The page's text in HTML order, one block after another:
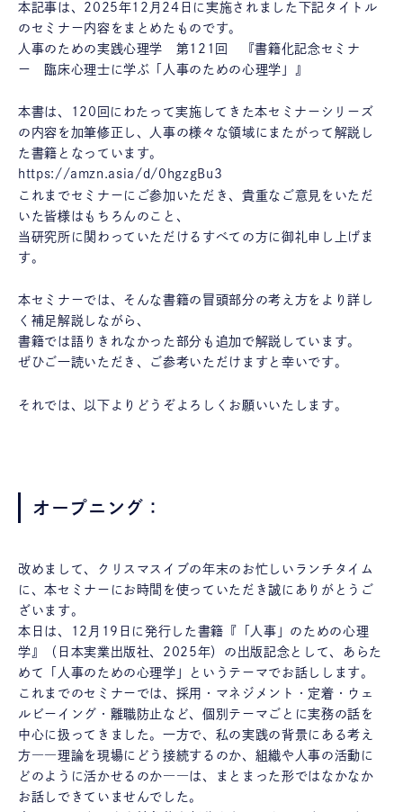
本記事は、2025年12月24日に実施されました下記タイトル
のセミナー内容をまとめたものです。
人事のための実践心理学 第121回 『書籍化記念セミナ
ー 臨床心理士に学ぶ「人事のための心理学」』
本書は、120回にわたって実施してきた本セミナーシリーズ
の内容を加筆修正し、人事の様々な領域にまたがって解説し
た書籍となっています。
https://amzn.asia/d/0hgzgBu3
これまでセミナーにご参加いただき、貴重なご意見をいただ
いた皆様はもちろんのこと、
当研究所に関わっていただけるすべての方に御礼申し上げま
す。
本セミナーでは、そんな書籍の冒頭部分の考え方をより詳し
く補足解説しながら、
書籍では語りきれなかった部分も追加で解説しています。
ぜひご一読いただき、ご参考いただけますと幸いです。
それでは、以下よりどうぞよろしくお願いいたします。
オープニング：
改めまして、クリスマスイブの年末のお忙しいランチタイム
に、本セミナーにお時間を使っていただき誠にありがとうご
ざいます。
本日は、12月19日に発行した書籍『「人事」のための心理
学』（日本実業出版社、2025年）の出版記念として、あらた
めて「人事のための心理学」というテーマでお話しします。
これまでのセミナーでは、採用・マネジメント・定着・ウェ
ルビーイング・離職防止など、個別テーマごとに実務の話を
中心に扱ってきました。一方で、私の実践の背景にある考え
方――理論を現場にどう接続するのか、組織や人事の活動に
どのように活かせるのか――は、まとまった形ではなかなか
お話しできていませんでした。